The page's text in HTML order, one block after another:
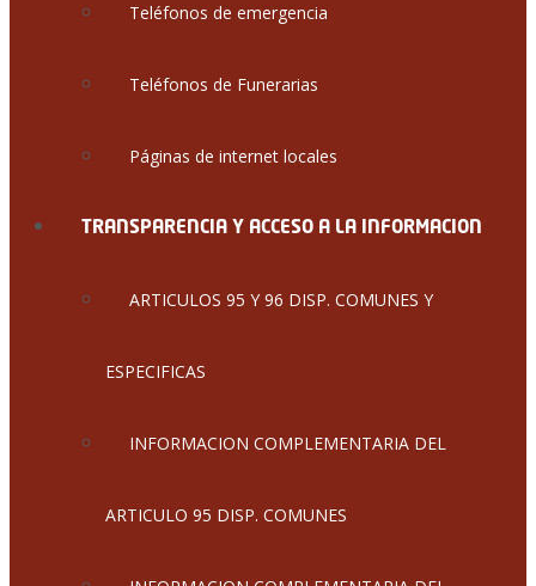
Teléfonos de emergencia
Teléfonos de Funerarias
Páginas de internet locales
TRANSPARENCIA Y ACCESO A LA INFORMACION
ARTICULOS 95 Y 96 DISP. COMUNES Y
ESPECIFICAS
INFORMACION COMPLEMENTARIA DEL
ARTICULO 95 DISP. COMUNES